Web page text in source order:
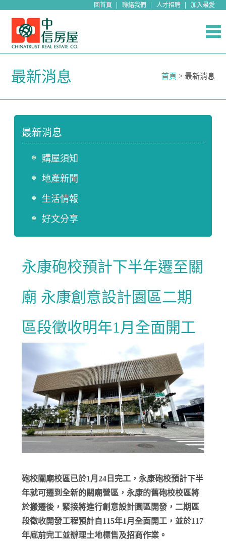
回首頁 聯絡我們 人才招聘 加入最愛
最新消息 首頁 > 最新消息
最新消息
購屋須知
地產新聞
生活情報
好文分享
永康砲校預計下半年遷至關
廟 永康創意設計園區二期
區段徵收明年1月全面開工
砲校關廟校區已於1月24日完工，永康砲校預計下半
年就可遷到全新的關廟營區，永康的舊砲校校區將
於搬遷後，緊接將進行創意設計園區開發，二期區
段徵收開發工程預計自115年1月全面開工，並於117
年底前完工並辦理土地標售及招商作業。